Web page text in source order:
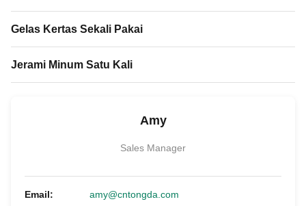
Gelas Kertas Sekali Pakai
Jerami Minum Satu Kali
Amy
Sales Manager
Email: amy@cntongda.com